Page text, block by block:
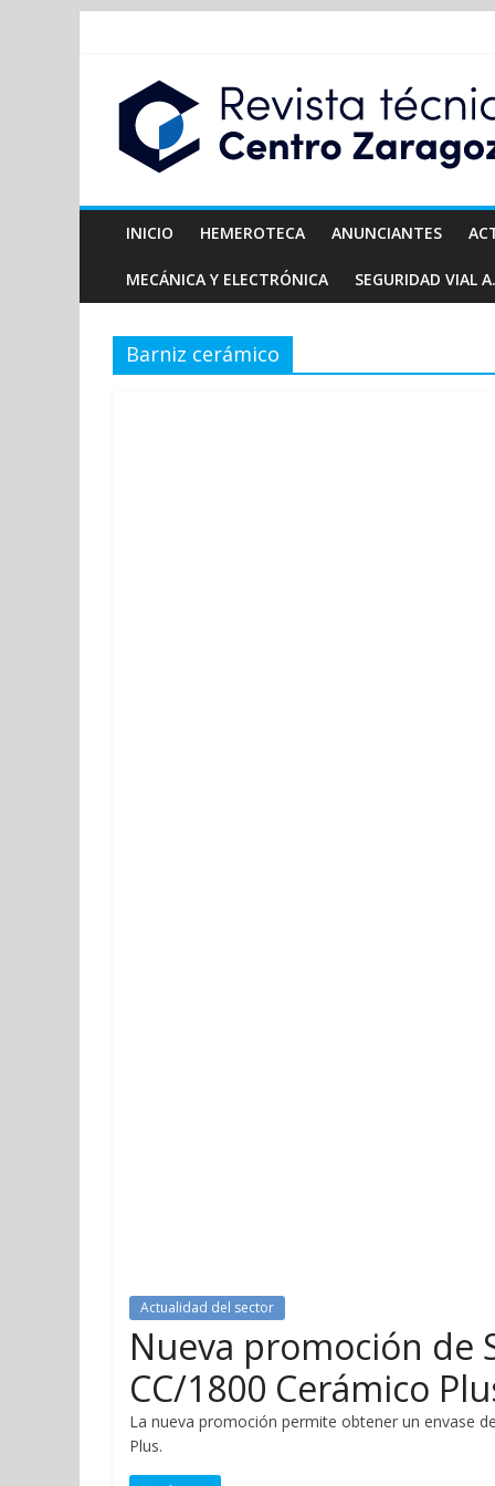
INICIO HEMEROTECA ANUNCIANTES
MECÁNICA Y ELECTRÓNICA SEGURIDAD VIAL
Barniz cerámico
Actualidad del sector
Nueva promoción de
CC/1800 Cerámico
La nueva promoción permite obtener un envase
Plus.